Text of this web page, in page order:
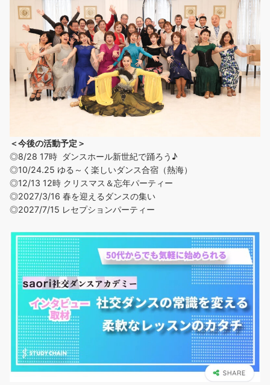
＜今後の活動予定＞
◎8/28 17時 ダンスホール新世紀で踊ろう♪
◎10/24.25 ゆる～く楽しいダンス合宿（熱海）
◎12/13 12時 クリスマス＆忘年パーティー
◎2027/3/16 春を迎えるダンスの集い
◎2027/7/15 レセプションパーティー